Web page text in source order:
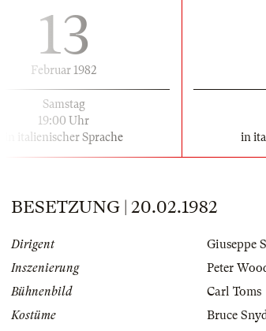
13
Februar 1982
Samstag
19:00 Uhr
in italienischer Sprache
in
BESETZUNG | 20.02.1982
Dirigent
Giuseppe
Inszenierung
Peter
Bühnenbild
Carl Toms
Kostüme
Bruce